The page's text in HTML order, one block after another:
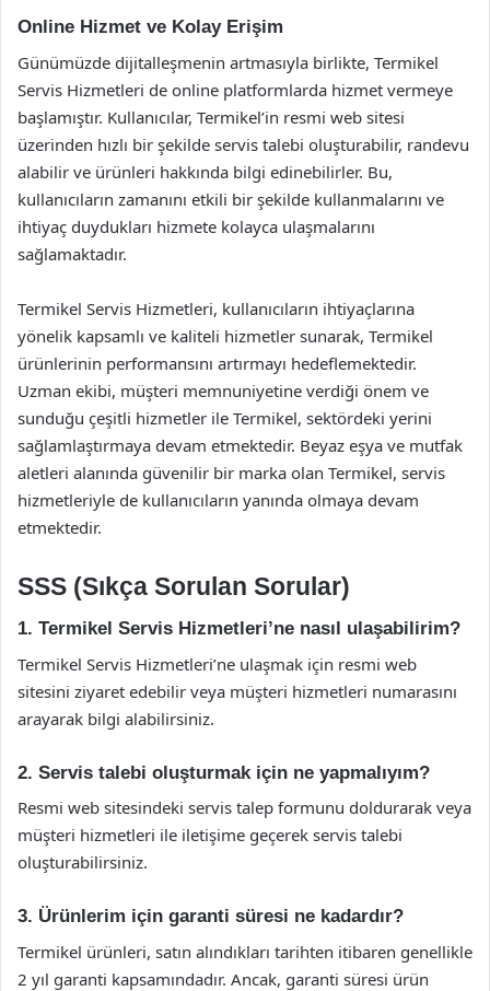
Online Hizmet ve Kolay Erişim
Günümüzde dijitalleşmenin artmasıyla birlikte, Termikel
Servis Hizmetleri de online platformlarda hizmet vermeye
başlamıştır. Kullanıcılar, Termikel’in resmi web sitesi
üzerinden hızlı bir şekilde servis talebi oluşturabilir, randevu
alabilir ve ürünleri hakkında bilgi edinebilirler. Bu,
kullanıcıların zamanını etkili bir şekilde kullanmalarını ve
ihtiyaç duydukları hizmete kolayca ulaşmalarını
sağlamaktadır.
Termikel Servis Hizmetleri, kullanıcıların ihtiyaçlarına
yönelik kapsamlı ve kaliteli hizmetler sunarak, Termikel
ürünlerinin performansını artırmayı hedeflemektedir.
Uzman ekibi, müşteri memnuniyetine verdiği önem ve
sunduğu çeşitli hizmetler ile Termikel, sektördeki yerini
sağlamlaştırmaya devam etmektedir. Beyaz eşya ve mutfak
aletleri alanında güvenilir bir marka olan Termikel, servis
hizmetleriyle de kullanıcıların yanında olmaya devam
etmektedir.
SSS (Sıkça Sorulan Sorular)
1. Termikel Servis Hizmetleri’ne nasıl ulaşabilirim?
Termikel Servis Hizmetleri’ne ulaşmak için resmi web
sitesini ziyaret edebilir veya müşteri hizmetleri numarasını
arayarak bilgi alabilirsiniz.
2. Servis talebi oluşturmak için ne yapmalıyım?
Resmi web sitesindeki servis talep formunu doldurarak veya
müşteri hizmetleri ile iletişime geçerek servis talebi
oluşturabilirsiniz.
3. Ürünlerim için garanti süresi ne kadardır?
Termikel ürünleri, satın alındıkları tarihten itibaren genellikle
2 yıl garanti kapsamındadır. Ancak, garanti süresi ürün